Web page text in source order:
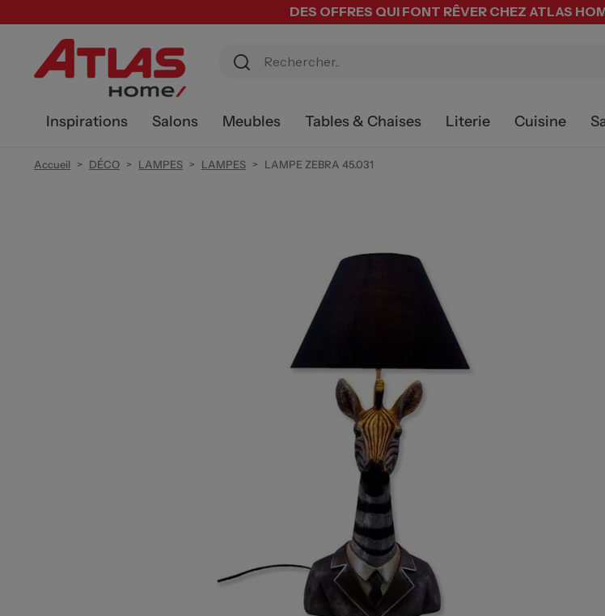
DES OFFRES QUI FONT RÊVER CHEZ ATLAS
Inspirations Salons Meubles Tables & Chaises Literie Cuisine
Accueil DÉCO LAMPES LAMPES LAMPE ZEBRA 45.031